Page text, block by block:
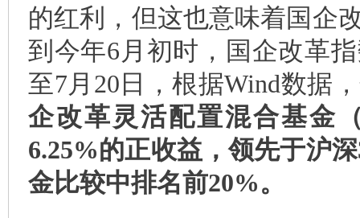
的红利，但这也意味着国企
到今年6月初时，国企改革
至7月20日，根据Wind数据，
企改革灵活配置混合基金
6.25%的正收益，领先于沪
金比较中排名前20%。